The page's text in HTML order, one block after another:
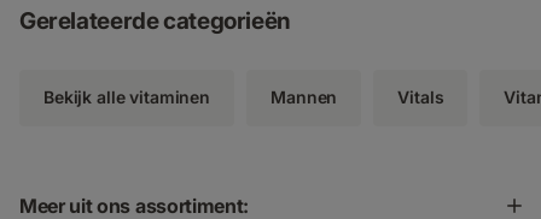
Gerelateerde categorieën
Bekijk alle vitaminen Mannen Vitals
Meer uit ons assortiment: